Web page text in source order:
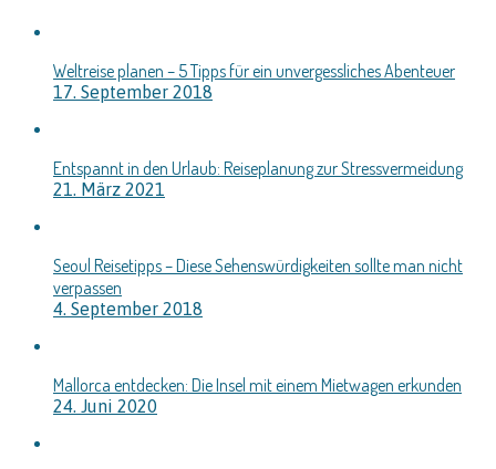
Weltreise planen – 5 Tipps für ein unvergessliches Abenteuer
17. September 2018
Entspannt in den Urlaub: Reiseplanung zur Stressvermeidung
21. März 2021
Seoul Reisetipps – Diese Sehenswürdigkeiten sollte man nicht
verpassen
4. September 2018
Mallorca entdecken: Die Insel mit einem Mietwagen erkunden
24. Juni 2020